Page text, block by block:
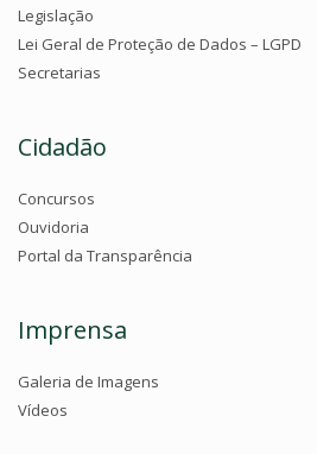
Legislação
Lei Geral de Proteção de Dados – LGPD
Secretarias
Cidadão
Concursos
Ouvidoria
Portal da Transparência
Imprensa
Galeria de Imagens
Vídeos